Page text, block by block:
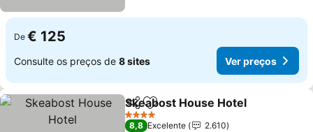
De € 125
Consulte os preços de 8 sites Ver preços
PartilharAdicionar aos favoritos
Skeabost House Hotel
4 Estrelas
8,8 Excelente
2.610